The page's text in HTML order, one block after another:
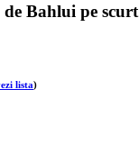
Bahlui pe scurt
lista)